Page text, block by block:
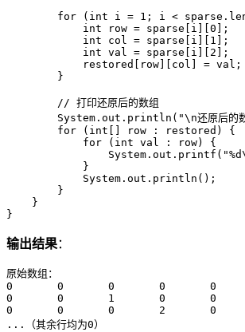
for ( int i = 1 ; i <
int
row = sparse[i][ 0 ];
int
col = sparse[i][ 1 ];
int val = sparse[i][ 2 ];
            restored[row][col] = val;
        }
// 打印还原后的数组
        System.out.println(
"\n还原后的
for ( int [] row : restored) {
for ( int val : row) {
                System.out.printf(
            }
            System.out.println();
        }
    }
}
输出结果：
原始数组：
0	0	0	0	0	0	0	0	0	0	0
0	0	1	0	0	0	0	0	0	0	0
0	0	0	2	0	0	0	0	0	0	0
...（其余行均为0）